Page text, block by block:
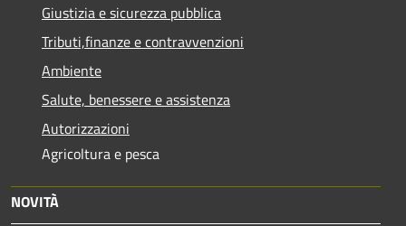
Giustizia e sicurezza pubblica
Tributi,finanze e contravvenzioni
Ambiente
Salute, benessere e assistenza
Autorizzazioni
Agricoltura e pesca
NOVITÀ